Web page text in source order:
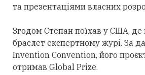
та презентаціями власних
Згодом Степан поїхав у США, де
браслет експертному журі. За
Invention Convention, його
отримав Global Prize.